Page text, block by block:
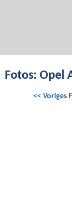
Fotos: Opel
<< Voriges